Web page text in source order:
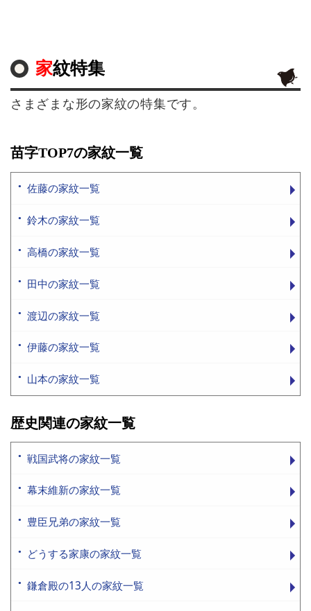
家紋特集
さまざまな形の家紋の特集です。
苗字TOP7の家紋一覧
佐藤の家紋一覧
鈴木の家紋一覧
高橋の家紋一覧
田中の家紋一覧
渡辺の家紋一覧
伊藤の家紋一覧
山本の家紋一覧
歴史関連の家紋一覧
戦国武将の家紋一覧
幕末維新の家紋一覧
豊臣兄弟の家紋一覧
どうする家康の家紋一覧
鎌倉殿の13人の家紋一覧